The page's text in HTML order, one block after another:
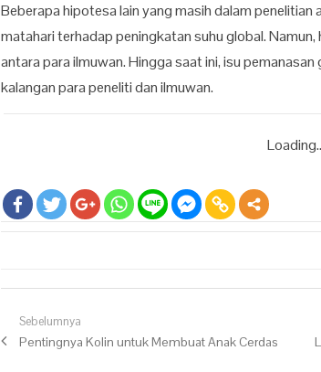
Beberapa hipotesa lain yang masih dalam penelitian
matahari terhadap peningkatan suhu global.
antara para ilmuwan. Hingga saat ini, isu
kalangan para peneliti dan ilmuwan.
Navigasi pos
Sebelumnya
Previous post:
Pentingnya Kolin untuk Membuat Anak Cerdas